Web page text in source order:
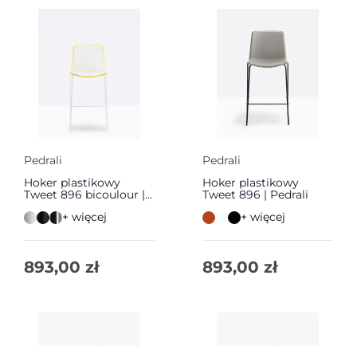
Pedrali
Hoker plastikowy
Tweet 896 bicoulour |
+ więcej
893,00 zł
Pedrali
Hoker plastikowy
Tweet 896 | Pedrali
+ więcej
893,00 zł